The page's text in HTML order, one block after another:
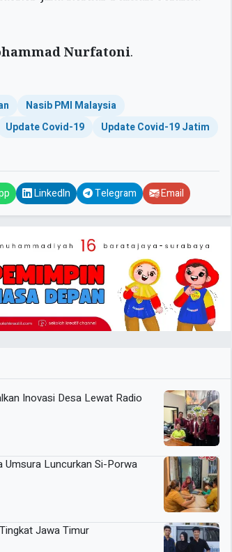
Nurfatoni.
Nasib PMI Malaysia
Update Covid-19
Update Covid-19 Jatim
LinkedIn Telegram Email
Inovasi Desa Lewat Radio
Umsura Luncurkan Si-Porwa
Jawa Timur